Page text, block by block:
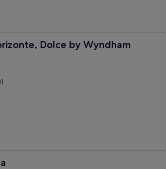
Dolce by Wyndham
Dolce by Wyndham